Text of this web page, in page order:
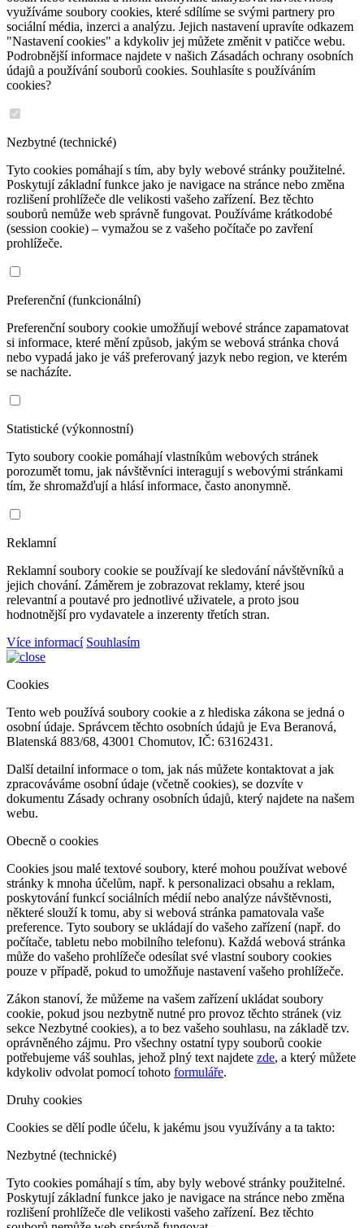
využíváme soubory cookies, které sdílíme se svými partnery pro
sociální média, inzerci a analýzu. Jejich nastavení upravíte odkazem
"Nastavení cookies" a kdykoliv jej můžete změnit v patičce webu.
Podrobnější informace najdete v našich Zásadách ochrany osobních
údajů a používání souborů cookies. Souhlasíte s používáním
cookies?
Nezbytné (technické)
Tyto cookies pomáhají s tím, aby byly webové stránky použitelné.
Poskytují základní funkce jako je navigace na stránce nebo změna
rozlišení prohlížeče dle velikosti vašeho zařízení. Bez těchto
souborů nemůže web správně fungovat. Používáme krátkodobé
(session cookie) – vymažou se z vašeho počítače po zavření
prohlížeče.
Preferenční (funkcionální)
Preferenční soubory cookie umožňují webové stránce zapamatovat
si informace, které mění způsob, jakým se webová stránka chová
nebo vypadá jako je váš preferovaný jazyk nebo region, ve kterém
se nacházíte.
Statistické (výkonnostní)
Tyto soubory cookie pomáhají vlastníkům webových stránek
porozumět tomu, jak návštěvníci interagují s webovými stránkami
tím, že shromažďují a hlásí informace, často anonymně.
Reklamní
Reklamní soubory cookie se používají ke sledování návštěvníků a
jejich chování. Záměrem je zobrazovat reklamy, které jsou
relevantní a poutavé pro jednotlivé uživatele, a proto jsou
hodnotnější pro vydavatele a inzerenty třetích stran.
Více informací Souhlasím
Cookies
Tento web používá soubory cookie a z hlediska zákona se jedná o
osobní údaje. Správcem těchto osobních údajů je Eva Beranová,
Blatenská 883/68, 43001 Chomutov, IČ: 63162431.
Další detailní informace o tom, jak nás můžete kontaktovat a jak
zpracováváme osobní údaje (včetně cookies), se dozvíte v
dokumentu Zásady ochrany osobních údajů, který najdete na našem
webu.
Obecně o cookies
Cookies jsou malé textové soubory, které mohou používat webové
stránky k mnoha účelům, např. k personalizaci obsahu a reklam,
poskytování funkcí sociálních médií nebo analýze návštěvnosti,
některé slouží k tomu, aby si webová stránka pamatovala vaše
preference. Tyto soubory se ukládají do vašeho zařízení (např. do
počítače, tabletu nebo mobilního telefonu). Každá webová stránka
může do vašeho prohlížeče odesílat své vlastní soubory cookies
pouze v případě, pokud to umožňuje nastavení vašeho prohlížeče.
Zákon stanoví, že můžeme na vašem zařízení ukládat soubory
cookie, pokud jsou nezbytně nutné pro provoz těchto stránek (viz
sekce Nezbytné cookies), a to bez vašeho souhlasu, na základě tzv.
oprávněného zájmu. Pro všechny ostatní typy souborů cookie
potřebujeme váš souhlas, jehož plný text najdete zde, a který můžete
kdykoliv odvolat pomocí tohoto formuláře.
Druhy cookies
Cookies se dělí podle účelu, k jakému jsou využívány a ta takto:
Nezbytné (technické)
Tyto cookies pomáhají s tím, aby byly webové stránky použitelné.
Poskytují základní funkce jako je navigace na stránce nebo změna
rozlišení prohlížeče dle velikosti vašeho zařízení. Bez těchto